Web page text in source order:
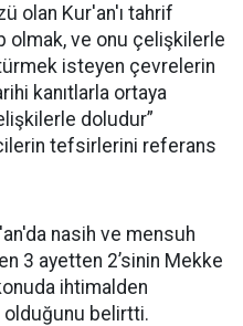
olan Kur'an'ı tahrif
olmak, ve onu çelişkilerle
isteyen çevrelerin
kanıtlarla ortaya
doludur”
tefsirlerini referans
nasih ve mensuh
3 ayetten 2’sinin Mekke
ihtimalden
olduğunu belirtti.